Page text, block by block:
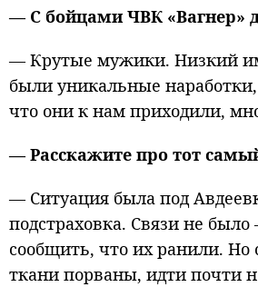
— С бойцами ЧВК «Вагнер»
— Крутые мужики. Низкий им
были уникальные
что они к нам приходили,
— Расскажите про тот
— Ситуация была под
подстраховка. Связи не
сообщить, что их ранили. Но
ткани порваны, идти почти